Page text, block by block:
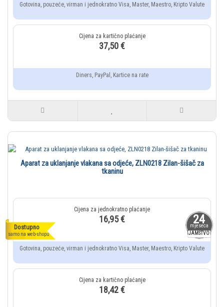
Gotovina, pouzeće, virman i jednokratno Visa, Master, Maestro, Kripto Valute
37,50 €
Diners, PayPal, Kartice na rate
24
mjeseca
JAMSTVO
Dostupno
samo na web-shopu
Aparat za uklanjanje vlakana sa odjeće, ZLN0218 Zilan-šišač za
tkaninu
16,95 €
Gotovina, pouzeće, virman i jednokratno Visa, Master, Maestro, Kripto Valute
18,42 €